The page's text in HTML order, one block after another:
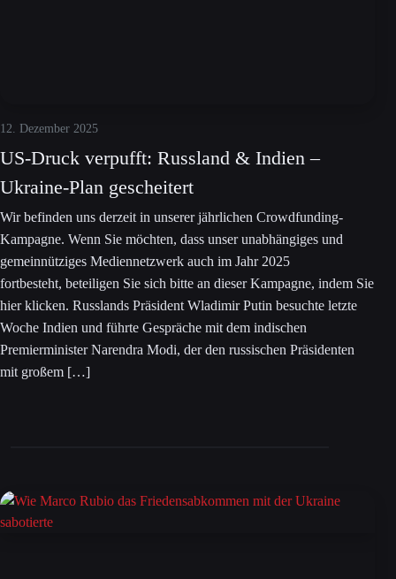
12. Dezember 2025
US-Druck verpufft: Russland & Indien –
Ukraine-Plan gescheitert
Wir befinden uns derzeit in unserer jährlichen Crowdfunding-
Kampagne. Wenn Sie möchten, dass unser unabhängiges und
gemeinnütziges Mediennetzwerk auch im Jahr 2025
fortbesteht, beteiligen Sie sich bitte an dieser Kampagne, indem Sie
hier klicken. Russlands Präsident Wladimir Putin besuchte letzte
Woche Indien und führte Gespräche mit dem indischen
Premierminister Narendra Modi, der den russischen Präsidenten
mit großem […]